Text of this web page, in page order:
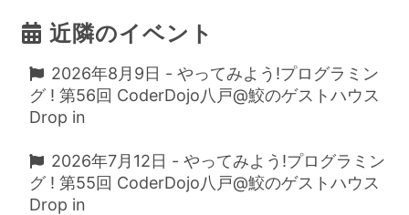
近隣のイベント
2026年8月9日 - やってみよう!プログラミン
グ ! 第56回 CoderDojo八戸@鮫のゲストハウス
Drop in
2026年7月12日 - やってみよう!プログラミン
グ ! 第55回 CoderDojo八戸@鮫のゲストハウス
Drop in